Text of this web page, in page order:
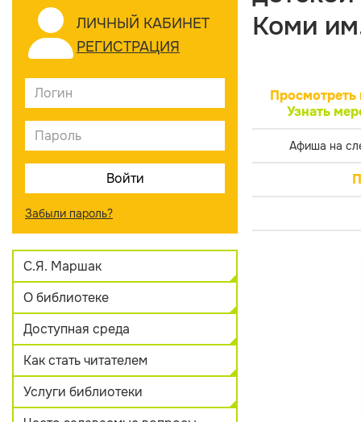
ЛИЧНЫЙ КАБИНЕТ
РЕГИСТРАЦИЯ
Забыли пароль?
С.Я. Маршак
О библиотеке
Доступная среда
Как стать читателем
Услуги библиотеки
Коми
Просмотреть
Узнать
Афиша на